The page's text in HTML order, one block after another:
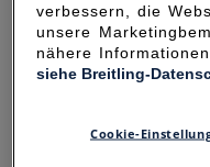
verbessern, die
unsere
nähere
siehe Breitling-
Cookie-